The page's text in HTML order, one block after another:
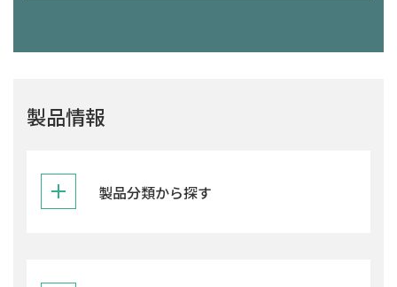
製品情報
製品分類から探す